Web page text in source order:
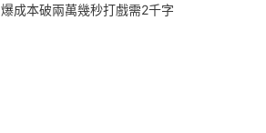
爆成本破兩萬幾秒打戲需2千字